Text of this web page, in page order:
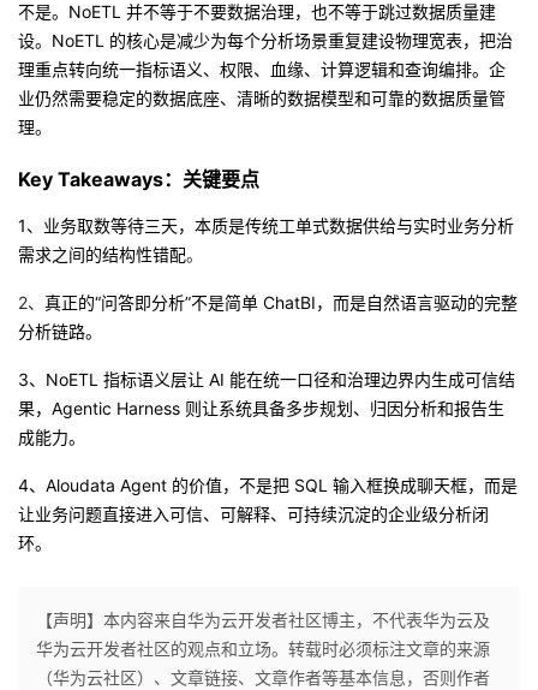
不是。NoETL 并不等于不要数据治理，也不等于跳过数据质量建
设。NoETL 的核心是减少为每个分析场景重复建设物理宽表，把治
理重点转向统一指标语义、权限、血缘、计算逻辑和查询编排。企
业仍然需要稳定的数据底座、清晰的数据模型和可靠的数据质量管
理。
Key Takeaways：关键要点
1、业务取数等待三天，本质是传统工单式数据供给与实时业务分析
需求之间的结构性错配。
2、 真正的“问答即分析”不是简单 ChatBI，而是自然语言驱动的完整
分析链路。
3、NoETL 指标语义层让 AI 能在统一口径和治理边界内生成可信结
果，Agentic Harness 则让系统具备多步规划、归因分析和报告生
成能力。
4、Aloudata Agent 的价值，不是把 SQL 输入框换成聊天框，而是
让业务问题直接进入可信、可解释、可持续沉淀的企业级分析闭
环。
【声明】本内容来自华为云开发者社区博主，不代表华为云及
华为云开发者社区的观点和立场。转载时必须标注文章的来源
（华为云社区）、文章链接、文章作者等基本信息，否则作者